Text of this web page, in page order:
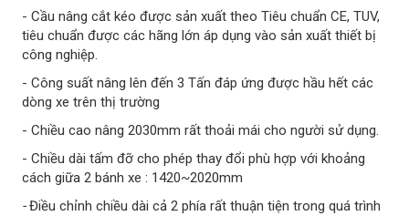
- Cầu nâng cắt kéo được sản xuất theo Tiêu chuẩn CE, TUV,
tiêu chuẩn được các hãng lớn áp dụng vào sản xuất thiết bị
công nghiệp.
- Công suất nâng lên đến 3 Tấn đáp ứng được hầu hết các
dòng xe trên thị trường
- Chiều cao nâng 2030mm rất thoải mái cho người sử dụng.
- Chiều dài tấm đỡ cho phép thay đổi phù hợp với khoảng
cách giữa 2 bánh xe : 1420~2020mm
-Điều chỉnh chiều dài cả 2 phía rất thuận tiện trong quá trình